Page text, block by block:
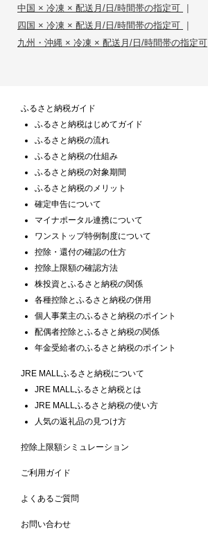
中国 × 冷凍 × 配送月/日/時間帯の指定可 |
四国 × 冷凍 × 配送月/日/時間帯の指定可 |
九州・沖縄 × 冷凍 × 配送月/日/時間帯の指定可
ふるさと納税ガイド
ふるさと納税はじめてガイド
ふるさと納税の流れ
ふるさと納税の仕組み
ふるさと納税の対象期間
ふるさと納税のメリット
確定申告について
マイナポータル連携について
ワンストップ特例制度について
控除・還付の確認の仕方
控除上限額の確認方法
株投資とふるさと納税の関係
各種控除とふるさと納税の併用
個人事業主のふるさと納税のポイント
配偶者控除とふるさと納税の関係
年金受給者のふるさと納税のポイント
JRE MALLふるさと納税について
JRE MALLふるさと納税とは
JRE MALLふるさと納税の使い方
人気の返礼品の見つけ方
控除上限額シミュレーション
ご利用ガイド
よくあるご質問
お問い合わせ